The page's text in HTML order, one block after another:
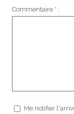
Commentaire * :
Me notifier